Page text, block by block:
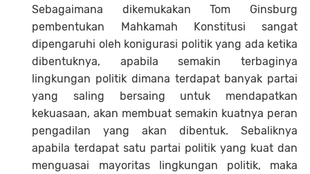
Sebagaimana dikemukakan Tom Ginsburg
pembentukan Mahkamah Konstitusi sangat
dipengaruhi oleh konigurasi politik yang ada ketika
dibentuknya, apabila semakin terbaginya
lingkungan politik dimana terdapat banyak partai
yang saling bersaing untuk mendapatkan
kekuasaan, akan membuat semakin kuatnya peran
pengadilan yang akan dibentuk. Sebaliknya
apabila terdapat satu partai politik yang kuat dan
menguasai mayoritas lingkungan politik, maka